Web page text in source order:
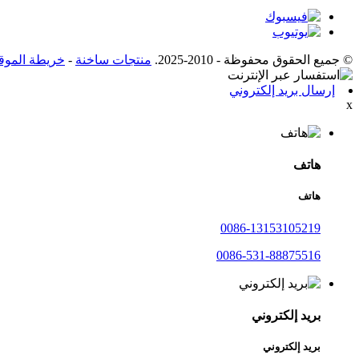
© جميع الحقوق محفوظة - 2010-2025. منتجات ساخنة - خريطة
إرسال بريد إلكتروني
x
هاتف
هاتف
0086-13153105219
0086-531-88875516
بريد إلكتروني
بريد إلكتروني